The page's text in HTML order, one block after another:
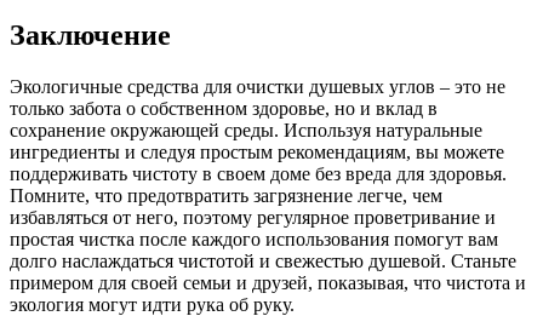
Заключение
Экологичные средства для очистки душевых углов – это не
только забота о собственном здоровье, но и вклад в
сохранение окружающей среды. Используя натуральные
ингредиенты и следуя простым рекомендациям, вы можете
поддерживать чистоту в своем доме без вреда для здоровья.
Помните, что предотвратить загрязнение легче, чем
избавляться от него, поэтому регулярное проветривание и
простая чистка после каждого использования помогут вам
долго наслаждаться чистотой и свежестью душевой. Станьте
примером для своей семьи и друзей, показывая, что чистота и
экология могут идти рука об руку.